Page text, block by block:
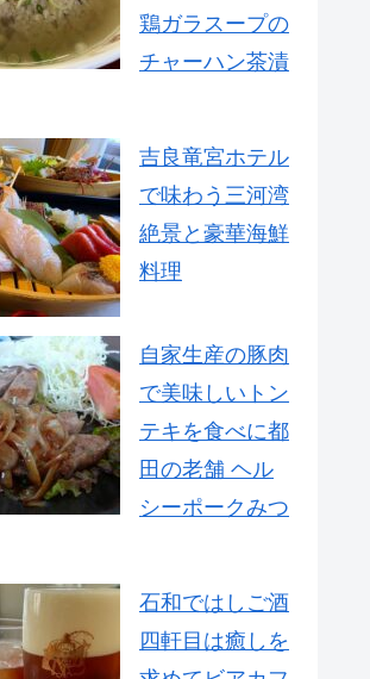
鶏ガラスープの
チャーハン茶漬
吉良竜宮ホテル
で味わう三河湾
絶景と豪華海鮮
料理
自家生産の豚肉
で美味しいトン
テキを食べに都
田の老舗 ヘル
シーポークみつ
石和ではしご酒
四軒目は癒しを